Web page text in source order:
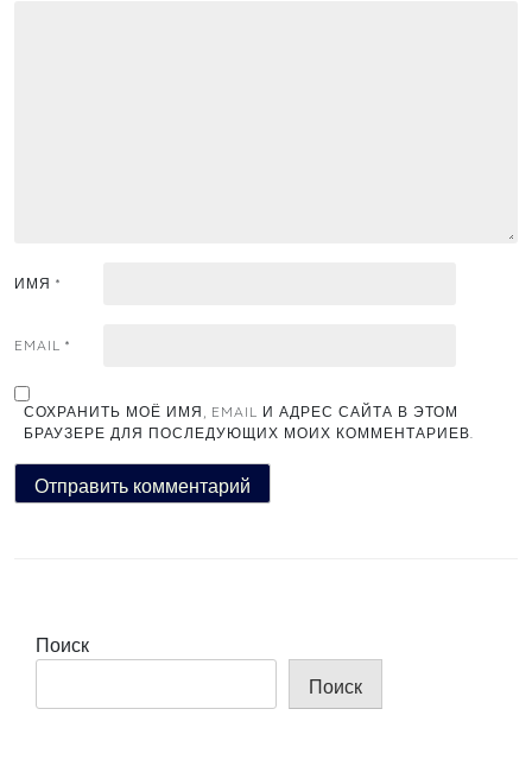
ИМЯ *
EMAIL *
СОХРАНИТЬ МОЁ ИМЯ, EMAIL И АДРЕС САЙТА В ЭТОМ
БРАУЗЕРЕ ДЛЯ ПОСЛЕДУЮЩИХ МОИХ КОММЕНТАРИЕВ.
Поиск
Поиск